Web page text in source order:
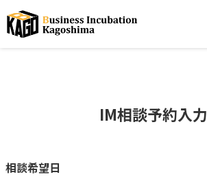
IM相談予約入力
相談希望日